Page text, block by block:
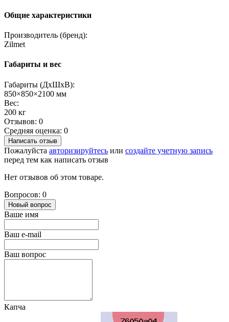
Общие характеристики
Производитель (бренд):
Zilmet
Габариты и вес
Габариты (ДхШхВ):
850×850×2100 мм
Вес:
200 кг
Отзывов: 0
Средняя оценка: 0
Написать отзыв
Пожалуйста авторизируйтесь или создайте учетную запись
перед тем как написать отзыв
Нет отзывов об этом товаре.
Вопросов: 0
Новый вопрос
Ваше имя
Ваш e-mail
Ваш вопрос
Капча